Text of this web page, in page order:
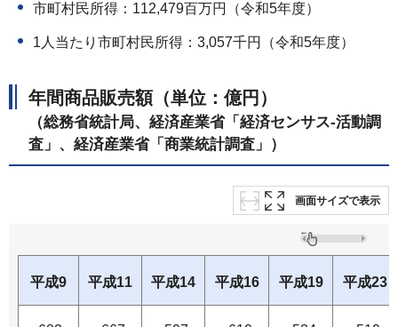
市町村民所得：112,479百万円（令和5年度）
1人当たり市町村民所得：3,057千円（令和5年度）
年間商品販売額（単位：億円）
（総務省統計局、経済産業省「経済センサス-活動調
査」、経済産業省「商業統計調査」）
画面サイズで表示
平成9 平成11 平成14 平成16 平成19 平成23